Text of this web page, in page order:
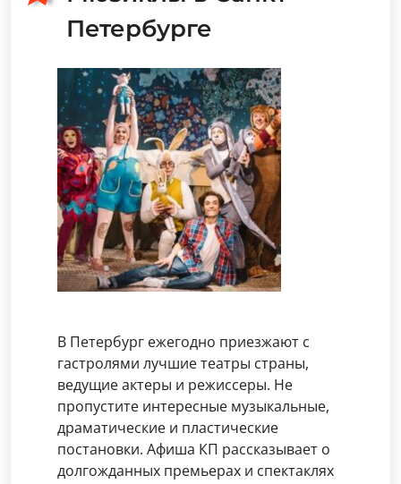
Петербурге
В Петербург ежегодно приезжают с
гастролями лучшие театры страны,
ведущие актеры и режиссеры. Не
пропустите интересные музыкальные,
драматические и пластические
постановки. Афиша КП рассказывает о
долгожданных премьерах и спектаклях